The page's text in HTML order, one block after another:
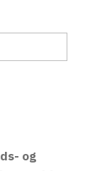
og